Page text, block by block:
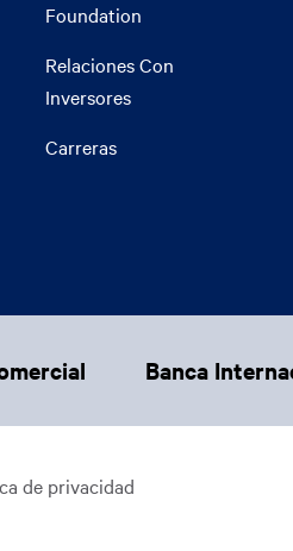
Foundation
Relaciones Con
Inversores
Carreras
Banca
de privacidad